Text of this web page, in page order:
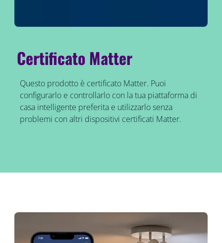
Certificato Matter
Questo prodotto è certificato Matter. Puoi
configurarlo e controllarlo con la tua piattaforma di
casa intelligente preferita e utilizzarlo senza
problemi con altri dispositivi certificati Matter.